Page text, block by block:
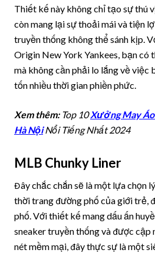
Thiết kế này không chỉ tạo sự thú
còn mang lại sự thoải mái và tiện
truyền thống không thể sánh kịp.
Origin New York Yankees, bạn có
mà không cần phải lo lắng về việc
tốn nhiều thời gian phiền phức.
Xem thêm: Top 10 Xưởng May
Hà NộiNổi Tiếng Nhất 2024
MLB Chunky Liner
Đây chắc chắn sẽ là một lựa chọn
thời trang đường phố của giới trẻ,
phố. Với thiết kế mang dấu ấn
sneaker truyền thống và được cập
nét mềm mại, đây thực sự là một